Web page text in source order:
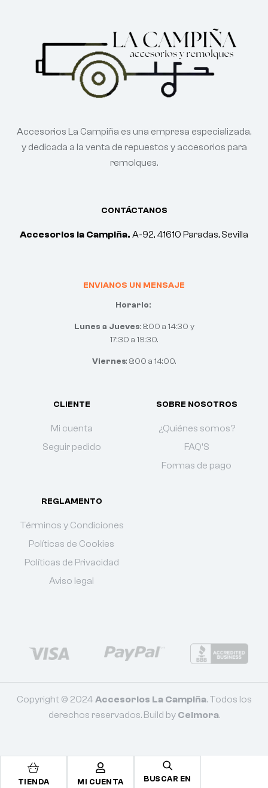
TIENDA MI CUENTA BUSCAR EN
CONTÁCTANOS
Accesorios la Campiña. A-92, 41610 Paradas, Sevilla
ENVIANOS UN MENSAJE
Horario:
Lunes a Jueves: 8:00 a 14:30 y
17:30 a 19:30.
Viernes: 8:00 a 14:00.
CLIENTE
Mi cuenta
Seguir pedido
SOBRE NOSOTROS
¿Quiénes somos?
FAQ'S
Formas de pago
REGLAMENTO
Términos y Condiciones
Políticas de Cookies
Políticas de Privacidad
Aviso legal
Accesorios La Campiña es una empresa especializada,
y dedicada a la venta de repuestos y accesorios para
remolques.
Copyright © 2024 Accesorios La Campiña. Todos los
derechos reservados. Build byCelmora.